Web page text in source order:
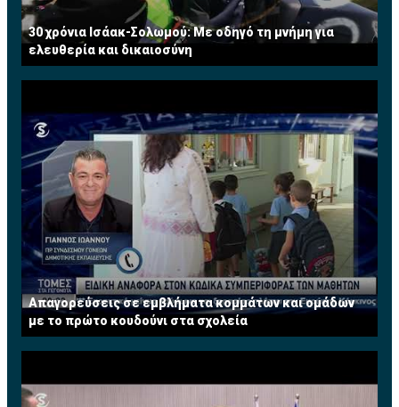
30 χρόνια Ισάακ-Σολωμού: Με οδηγό τη μνήμη για
ελευθερία και δικαιοσύνη
Απαγορεύσεις σε εμβλήματα κομμάτων και ομάδων
με το πρώτο κουδούνι στα σχολεία